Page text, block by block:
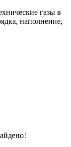
газы в
наполнение,